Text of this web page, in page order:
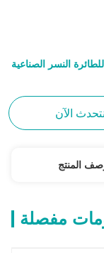
نتحدث الآن
المنتج
مفصلة